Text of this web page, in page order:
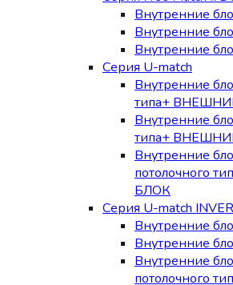
Внутренние
Внутренние
Внутренние
Серия U-match
Внутренние
типа+
Внутренние
типа+
Внутренние
потолочного
БЛОК
Серия U-match
Внутренние
Внутренние
Внутренние
потолочного